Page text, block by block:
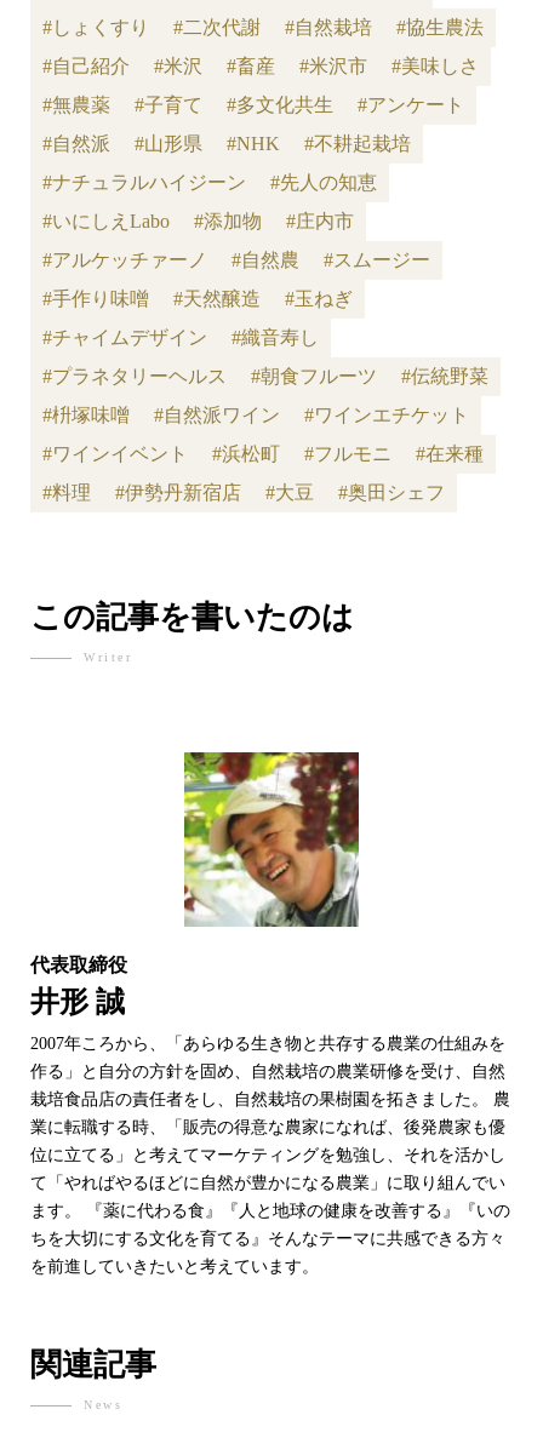
#しょくすり #二次代謝 #自然栽培
#協生農法
#自己紹介
#米沢 #畜産 #米沢市
#美味しさ
#無農薬
#子育て #多文化共生
#アンケート
#自然派
#山形県 #NHK
#不耕起栽培
#ナチュラルハイジーン
#先人の知恵
#いにしえLabo
#添加物
#庄内市
#アルケッチァーノ
#自然農
#スムージー
#手作り味噌
#天然醸造
#玉ねぎ
#チャイムデザイン
#織音寿し
#プラネタリーヘルス
#朝食フルーツ
#伝統野菜
#枡塚味噌
#自然派ワイン
#ワインエチケット
#ワインイベント
#浜松町 #フルモニ
#在来種
#料理
#伊勢丹新宿店 #大豆 #奥田シェフ
この記事を書いたのは
Writer
代表取締役
井形 誠
2007年ころから、「あらゆる生き物と共存する農業の仕組みを
作る」と自分の方針を固め、自然栽培の農業研修を受け、自然
栽培食品店の責任者をし、自然栽培の果樹園を拓きました。 農
業に転職する時、「販売の得意な農家になれば、後発農家も優
位に立てる」と考えてマーケティングを勉強し、それを活かし
て「やればやるほどに自然が豊かになる農業」に取り組んでい
ます。 『薬に代わる食』『人と地球の健康を改善する』『いの
ちを大切にする文化を育てる』そんなテーマに共感できる方々
を前進していきたいと考えています。
関連記事
News